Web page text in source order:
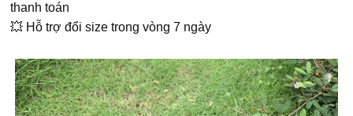
thanh toán
💥 Hỗ trợ đổi size trong vòng 7 ngày